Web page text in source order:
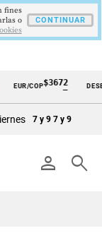
COP$3672
—
7 y 9 7 y 9
person search
fines
o
CONTINUAR